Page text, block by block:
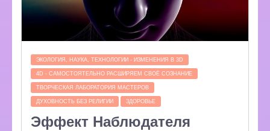
ЭКОЛОГИЯ, НАУКА, ТЕХНОЛОГИИ - ИЗМЕНЕНИЯ В 3D
4D - САМОСТОЯТЕЛЬНО РАСШИРЯЕМ СВОЁ СОЗНАНИЕ
ТВОРЧЕСКАЯ ЛАБОРАТОРИЯ МАСТЕРОВ
ДУХОВНОСТЬ БЕЗ РЕЛИГИИ ЗДОРОВЬЕ
Эффект Наблюдателя